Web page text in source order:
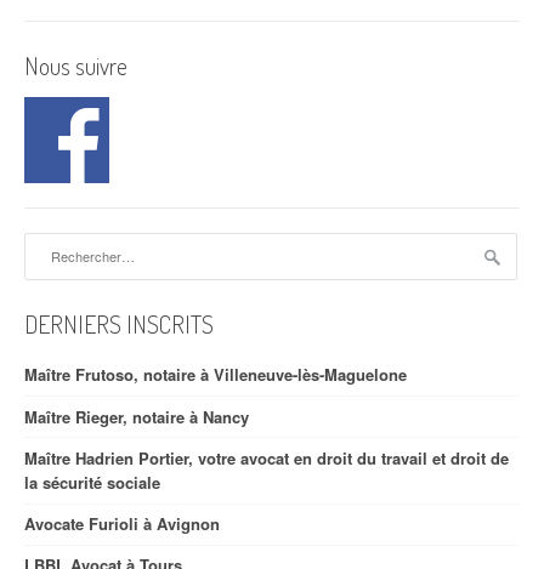
Nous suivre
DERNIERS INSCRITS
Maître Frutoso, notaire à Villeneuve-lès-Maguelone
Maître Rieger, notaire à Nancy
Maître Hadrien Portier, votre avocat en droit du travail et droit de
la sécurité sociale
Avocate Furioli à Avignon